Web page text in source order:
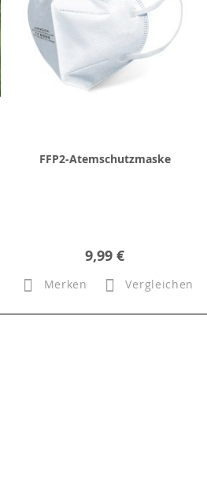
FFP2-Atemschutzmaske
9,99 €
Merken Vergleichen